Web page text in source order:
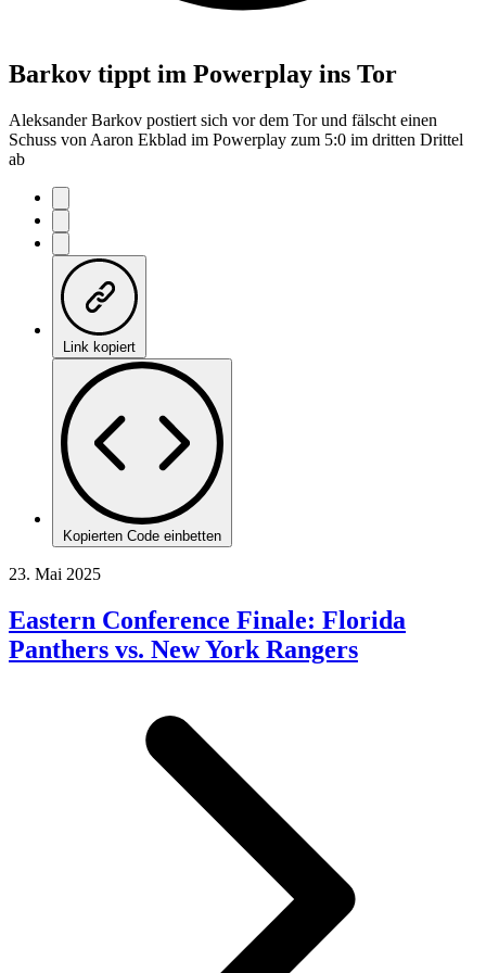
Barkov tippt im Powerplay ins Tor
Aleksander Barkov postiert sich vor dem Tor und fälscht einen
Schuss von Aaron Ekblad im Powerplay zum 5:0 im dritten Drittel
ab
Link kopiert
Kopierten Code einbetten
23. Mai 2025
Eastern Conference Finale: Florida
Panthers vs. New York Rangers